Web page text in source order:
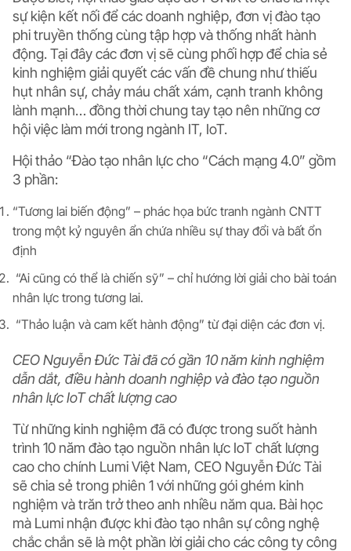
sự kiện kết nối để các doanh nghiệp, đơn vị đào tạo
phi truyền thống cùng tập hợp và thống nhất hành
động. Tại đây các đơn vị sẽ cùng phối hợp để chia sẻ
kinh nghiệm giải quyết các vấn đề chung như thiếu
hụt nhân sự, chảy máu chất xám, cạnh tranh không
lành mạnh… đồng thời chung tay tạo nên những cơ
hội việc làm mới trong ngành IT, IoT.
Hội thảo “Đào tạo nhân lực cho “Cách mạng 4.0” gồm
3 phần:
“Tương lai biến động” – phác họa bức tranh ngành CNTT
trong một kỷ nguyên ẩn chứa nhiều sự thay đổi và bất ổn
định
“Ai cũng có thể là chiến sỹ” – chỉ hướng lời giải cho bài toán
nhân lực trong tương lai.
“Thảo luận và cam kết hành động” từ đại diện các đơn vị.
CEO Nguyễn Đức Tài đã có gần 10 năm kinh nghiệm
dẫn dắt, điều hành doanh nghiệp và đào tạo nguồn
nhân lực IoT chất lượng cao
Từ những kinh nghiệm đã có được trong suốt hành
trình 10 năm đào tạo nguồn nhân lực IoT chất lượng
cao cho chính Lumi Việt Nam, CEO Nguyễn Đức Tài
sẽ chia sẻ trong phiên 1 với những gói ghém kinh
nghiệm và trăn trở theo anh nhiều năm qua. Bài học
mà Lumi nhận được khi đào tạo nhân sự công nghệ
chắc chắn sẽ là một phần lời giải cho các công ty công